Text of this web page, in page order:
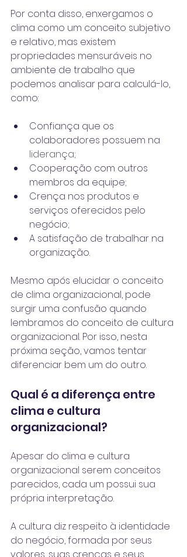
Por conta disso, enxergamos o
clima como um conceito subjetivo
e relativo, mas existem
propriedades mensuráveis no
ambiente de trabalho que
podemos analisar para calculá-lo,
como:
Confiança que os
colaboradores possuem na
liderança;
Cooperação com outros
membros da equipe;
Crença nos produtos e
serviços oferecidos pelo
negócio;
A satisfação de trabalhar na
organização.
Mesmo após elucidar o conceito
de clima organizacional, pode
surgir uma confusão quando
lembramos do conceito de cultura
organizacional. Por isso, nesta
próxima seção, vamos tentar
diferenciar bem um do outro.
Qual é a diferença entre
clima e cultura
organizacional?
Apesar do clima e cultura
organizacional serem conceitos
parecidos, cada um possui sua
própria interpretação.
A cultura diz respeito à identidade
do negócio, formada por seus